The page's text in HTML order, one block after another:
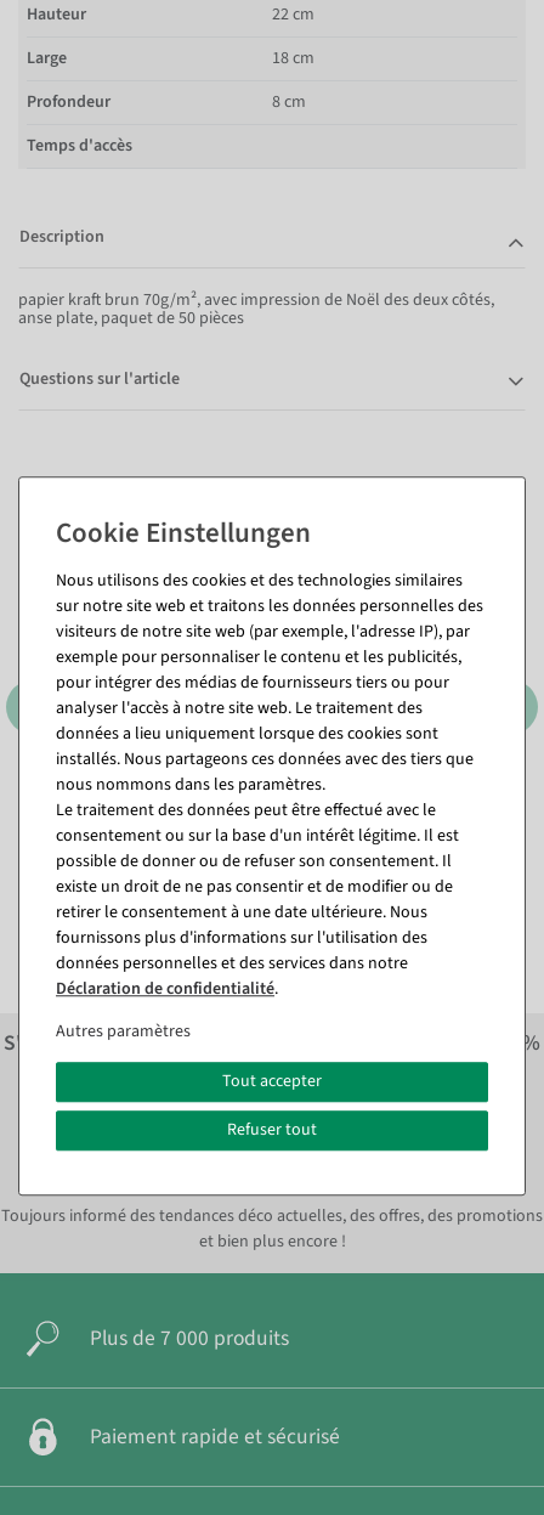
Hauteur
22 cm
Large
18 cm
Profondeur
8 cm
Temps d'accès
Description
papier kraft brun 70g/m², avec impression de Noël des deux côtés,
anse plate, paquet de 50 pièces
Questions sur l'article
Cabas en papier avec cœurs
colorés 35 x 26 x 12 cm
Disponible immédiatement
23,74 €
19,95 EUR hors TVA
Sac cabas en papier Merci 35
x 26 x 12 cm
Disponible immédiatement
23,74 €
19,95 EUR hors TVA
S'inscrire à la newsletter et recevoir immédiatement 10%
économiser sur la prochaine commande.*
S'abonner à la newsletter et
immédiatement10% ÉPARGNE*
Toujours informé des tendances déco actuelles, des offres, des promotions
et bien plus encore !
Plus de 7 000 produits
Paiement rapide et sécurisé
Nous utilisons des cookies et des technologies similaires
sur notre site web et traitons les données personnelles des
visiteurs de notre site web (par exemple, l'adresse IP), par
exemple pour personnaliser le contenu et les publicités,
pour intégrer des médias de fournisseurs tiers ou pour
analyser l'accès à notre site web. Le traitement des
données a lieu uniquement lorsque des cookies sont
installés. Nous partageons ces données avec des tiers que
nous nommons dans les paramètres.
Le traitement des données peut être effectué avec le
consentement ou sur la base d'un intérêt légitime. Il est
possible de donner ou de refuser son consentement. Il
existe un droit de ne pas consentir et de modifier ou de
retirer le consentement à une date ultérieure. Nous
fournissons plus d'informations sur l'utilisation des
données personnelles et des services dans notre
Déclaration de confidentialité.
Autres paramètres
Tout accepter
Refuser tout